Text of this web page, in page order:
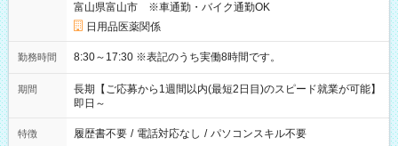
富山県富山市 ※車通勤・バイク通勤OK
日用品医薬関係
勤務時間 8:30～17:30 ※表記のうち実働8時間です。
期間
長期【ご応募から1週間以内(最短2日目)のスピード就業が可能】
即日～
特徴 履歴書不要 / 電話対応なし / パソコンスキル不要